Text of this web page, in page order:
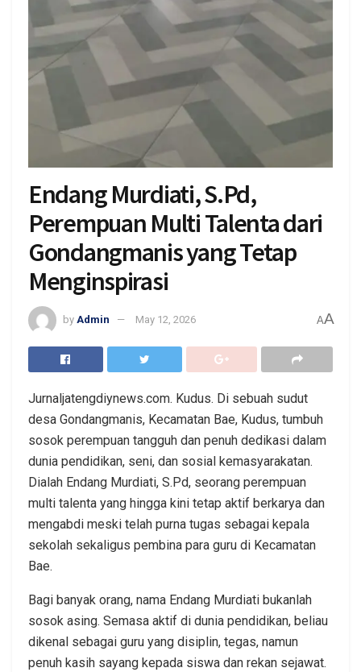
Endang Murdiati, S.Pd,
Perempuan Multi Talenta dari
Gondangmanis yang Tetap
Menginspirasi
by Admin May 12, 2026 AA
Jurnaljatengdiynews.com. Kudus. Di sebuah sudut
desa Gondangmanis, Kecamatan Bae, Kudus, tumbuh
sosok perempuan tangguh dan penuh dedikasi dalam
dunia pendidikan, seni, dan sosial kemasyarakatan.
Dialah Endang Murdiati, S.Pd, seorang perempuan
multi talenta yang hingga kini tetap aktif berkarya dan
mengabdi meski telah purna tugas sebagai kepala
sekolah sekaligus pembina para guru di Kecamatan
Bae.
Bagi banyak orang, nama Endang Murdiati bukanlah
sosok asing. Semasa aktif di dunia pendidikan, beliau
dikenal sebagai guru yang disiplin, tegas, namun
penuh kasih sayang kepada siswa dan rekan sejawat.